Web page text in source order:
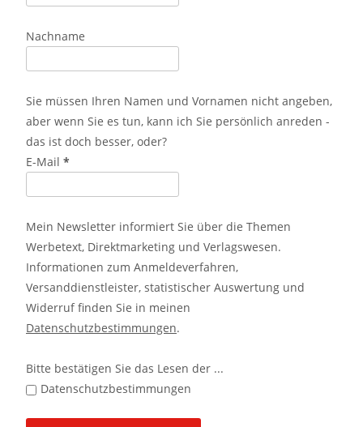
Nachname
Sie müssen Ihren Namen und Vornamen nicht angeben,
aber wenn Sie es tun, kann ich Sie persönlich anreden -
das ist doch besser, oder?
E-Mail *
Mein Newsletter informiert Sie über die Themen
Werbetext, Direktmarketing und Verlagswesen.
Informationen zum Anmeldeverfahren,
Versanddienstleister, statistischer Auswertung und
Widerruf finden Sie in meinen
Datenschutzbestimmungen.
Bitte bestätigen Sie das Lesen der ...
Datenschutzbestimmungen